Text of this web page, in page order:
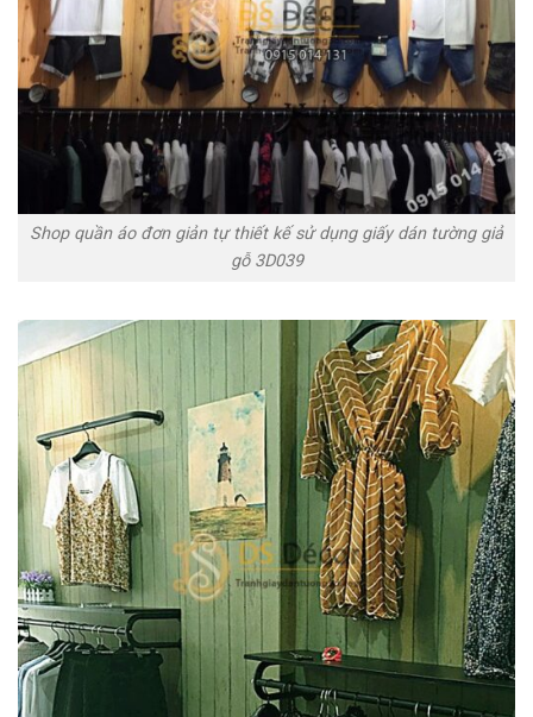
Shop quần áo đơn giản tự thiết kế sử dụng giấy dán tường giả
gỗ 3D039